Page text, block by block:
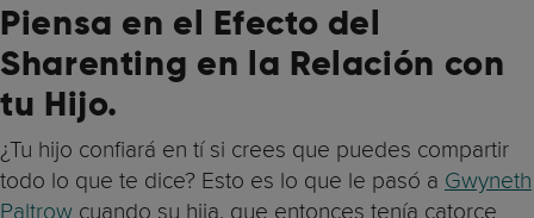
Piensa en el Efecto del
Sharenting en la Relación con
tu Hijo.
¿Tu hijo confiará en tí si crees que puedes compartir
todo lo que te dice? Esto es lo que le pasó a Gwyneth
Paltrow cuando su hija, que entonces tenía catorce